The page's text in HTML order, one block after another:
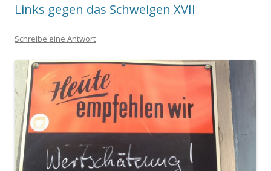
Links gegen das Schweigen XVII
Schreibe eine Antwort